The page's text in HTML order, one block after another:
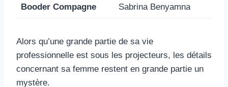
Booder Compagne Sabrina Benyamna
Alors qu’une grande partie de sa vie
professionnelle est sous les projecteurs, les détails
concernant sa femme restent en grande partie un
mystère.